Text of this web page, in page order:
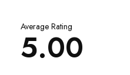
Average Rating
5.00